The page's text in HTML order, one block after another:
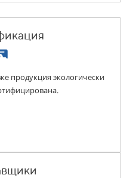
продукция экологически